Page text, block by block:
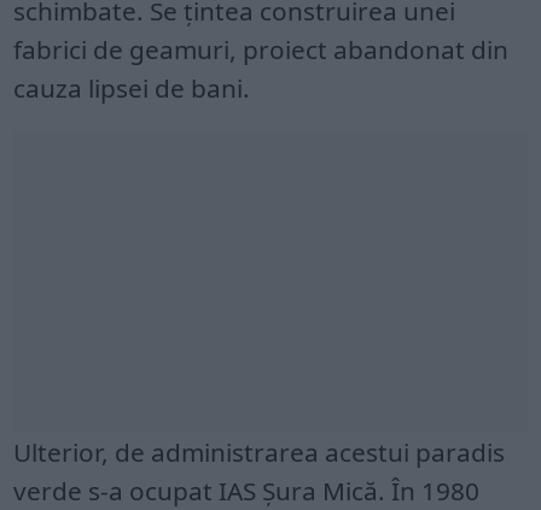
schimbate. Se ţintea construirea unei
fabrici de geamuri, proiect abandonat din
cauza lipsei de bani.
Ulterior, de administrarea acestui paradis
verde s-a ocupat IAS Şura Mică. În 1980